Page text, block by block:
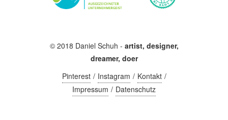
© 2018 Daniel Schuh - artist, designer,
dreamer, doer
Pinterest
Instagram
Kontakt
Impressum
Datenschutz